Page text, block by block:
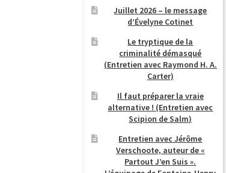
Juillet 2026 – le message
d’Évelyne Cotinet
Le tryptique de la
criminalité démasqué
(Entretien avec Raymond H. A.
Carter)
Il faut préparer la vraie
alternative ! (Entretien avec
Scipion de Salm)
Entretien avec Jérôme
Verschoote, auteur de «
Partout J’en Suis ».